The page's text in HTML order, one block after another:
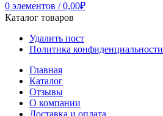
0 элементов / 0,00₽
Каталог товаров
Удалить пост
Политика конфиденциальности
Главная
Каталог
Отзывы
О компании
Доставка и оплата